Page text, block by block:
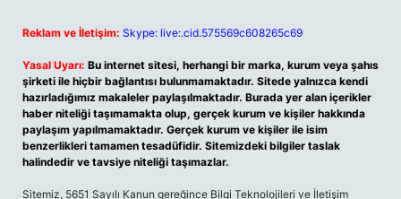
Reklam ve İletişim: Skype: live:.cid.575569c608265c69
Yasal Uyarı: Bu internet sitesi, herhangi bir marka, kurum veya şahıs
şirketi ile hiçbir bağlantısı bulunmamaktadır. Sitede yalnızca kendi
hazırladığımız makaleler paylaşılmaktadır. Burada yer alan içerikler
haber niteliği taşımamakta olup, gerçek kurum ve kişiler hakkında
paylaşım yapılmamaktadır. Gerçek kurum ve kişiler ile isim
benzerlikleri tamamen tesadüfidir. Sitemizdeki bilgiler taslak
halindedir ve tavsiye niteliği taşımazlar.
Sitemiz, 5651 Sayılı Kanun gereğince Bilgi Teknolojileri ve İletişim